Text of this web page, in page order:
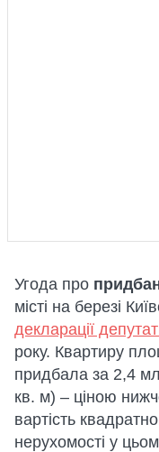
Угода про
місті на березі
декларації
року. Квартиру
придбала за 2,4
кв. м) – ціною
вартість
нерухомості у